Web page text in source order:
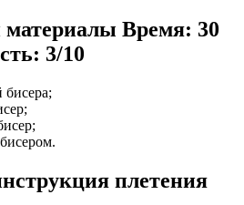
Время: 30
3/10
бисера;
плетения